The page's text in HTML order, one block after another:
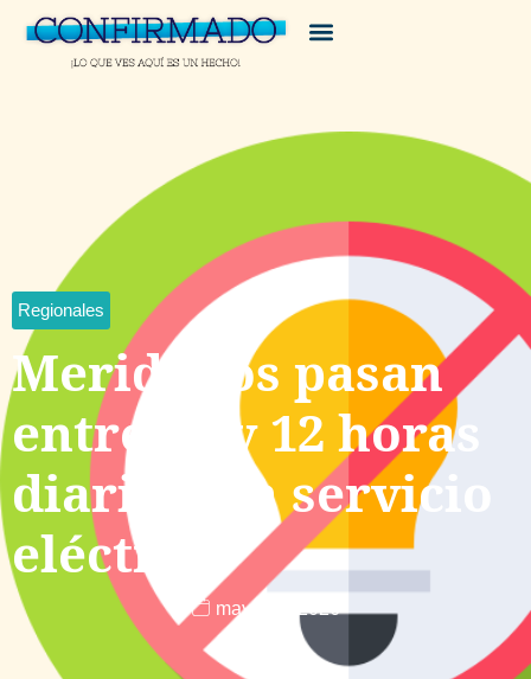
Regionales
Merideños pasan
entre 10 y 12 horas
diarias sin servicio
eléctrico
mayo 14, 2026